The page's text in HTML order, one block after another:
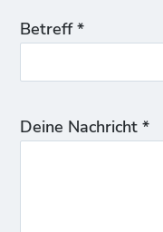
Betreff *
Deine Nachricht *